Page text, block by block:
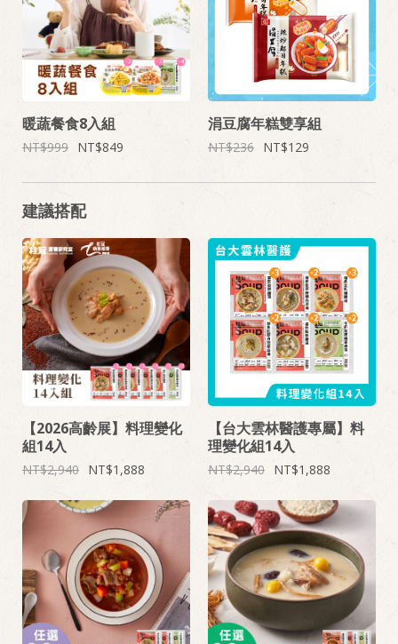
暖蔬餐食8入組
999 849
涓豆腐年糕雙享組
236 129
建議搭配
【2026高齡展】料理變化
組14入
2,940 1,888
【台大雲林醫護專屬】料
理變化組14入
2,940 1,888